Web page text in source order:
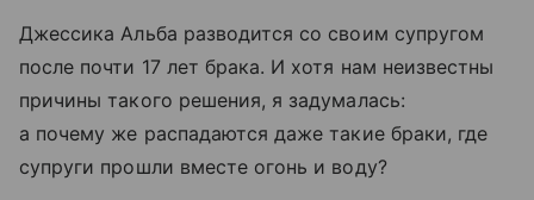
Джессика Альба разводится со своим супругом
после почти 17 лет брака. И хотя нам неизвестны
причины такого решения, я задумалась:
а почему же распадаются даже такие браки, где
супруги прошли вместе огонь и воду?